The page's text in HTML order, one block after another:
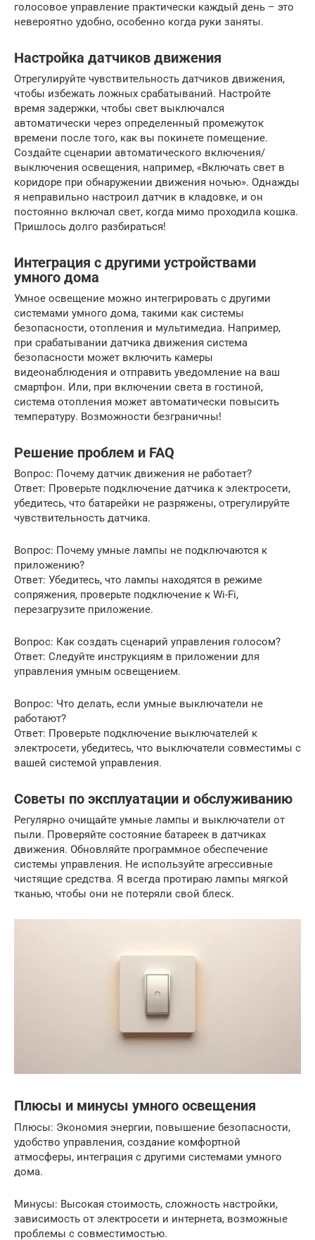
голосовое управление практически каждый день – это
невероятно удобно, особенно когда руки заняты.
Настройка датчиков движения
Отрегулируйте чувствительность датчиков движения,
чтобы избежать ложных срабатываний. Настройте
время задержки, чтобы свет выключался
автоматически через определенный промежуток
времени после того, как вы покинете помещение.
Создайте сценарии автоматического включения/
выключения освещения, например, «Включать свет в
коридоре при обнаружении движения ночью». Однажды
я неправильно настроил датчик в кладовке, и он
постоянно включал свет, когда мимо проходила кошка.
Пришлось долго разбираться!
Интеграция с другими устройствами
умного дома
Умное освещение можно интегрировать с другими
системами умного дома, такими как системы
безопасности, отопления и мультимедиа. Например,
при срабатывании датчика движения система
безопасности может включить камеры
видеонаблюдения и отправить уведомление на ваш
смартфон. Или, при включении света в гостиной,
система отопления может автоматически повысить
температуру. Возможности безграничны!
Решение проблем и FAQ
Вопрос: Почему датчик движения не работает?
Ответ: Проверьте подключение датчика к электросети,
убедитесь, что батарейки не разряжены, отрегулируйте
чувствительность датчика.
Вопрос: Почему умные лампы не подключаются к
приложению?
Ответ: Убедитесь, что лампы находятся в режиме
сопряжения, проверьте подключение к Wi-Fi,
перезагрузите приложение.
Вопрос: Как создать сценарий управления голосом?
Ответ: Следуйте инструкциям в приложении для
управления умным освещением.
Вопрос: Что делать, если умные выключатели не
работают?
Ответ: Проверьте подключение выключателей к
электросети, убедитесь, что выключатели совместимы с
вашей системой управления.
Советы по эксплуатации и обслуживанию
Регулярно очищайте умные лампы и выключатели от
пыли. Проверяйте состояние батареек в датчиках
движения. Обновляйте программное обеспечение
системы управления. Не используйте агрессивные
чистящие средства. Я всегда протираю лампы мягкой
тканью, чтобы они не потеряли свой блеск.
Плюсы и минусы умного освещения
Плюсы: Экономия энергии, повышение безопасности,
удобство управления, создание комфортной
атмосферы, интеграция с другими системами умного
дома.
Минусы: Высокая стоимость, сложность настройки,
зависимость от электросети и интернета, возможные
проблемы с совместимостью.